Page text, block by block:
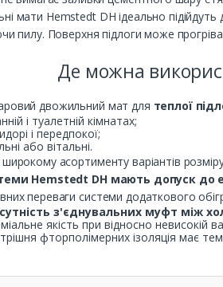
мати Hemstedt DH ідеально
пилу. Поверхня підлоги може
Де можна
двожильний мат для теплої
і туалетній кімнатах;
і передпокої;
або вітальні.
асортименту варіантів
Hemstedt DH мають допуск до
переваги системи додаткового
з'єднувальних муфт між
якість при відносно невисокій
фторполімерних ізоляція має